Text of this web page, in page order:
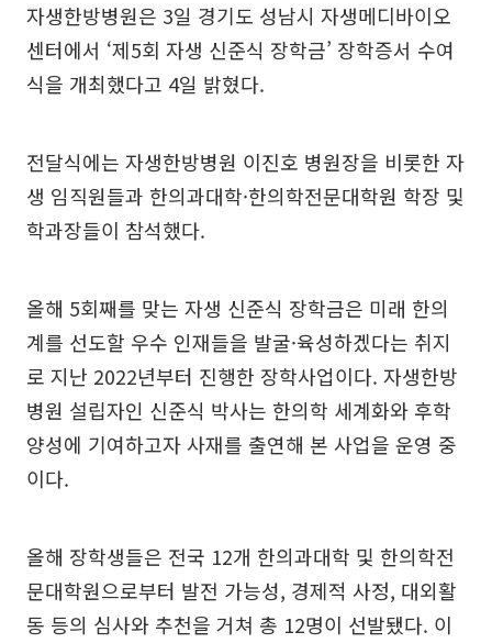
자생한방병원은 3일 경기도 성남시 자생메디바이오
센터에서 ‘제5회 자생 신준식 장학금’ 장학증서 수여
식을 개최했다고 4일 밝혔다.
전달식에는 자생한방병원 이진호 병원장을 비롯한 자
생 임직원들과 한의과대학·한의학전문대학원 학장 및
학과장들이 참석했다.
올해 5회째를 맞는 자생 신준식 장학금은 미래 한의
계를 선도할 우수 인재들을 발굴·육성하겠다는 취지
로 지난 2022년부터 진행한 장학사업이다. 자생한방
병원 설립자인 신준식 박사는 한의학 세계화와 후학
양성에 기여하고자 사재를 출연해 본 사업을 운영 중
이다.
올해 장학생들은 전국 12개 한의과대학 및 한의학전
문대학원으로부터 발전 가능성, 경제적 사정, 대외활
동 등의 심사와 추천을 거쳐 총 12명이 선발됐다. 이